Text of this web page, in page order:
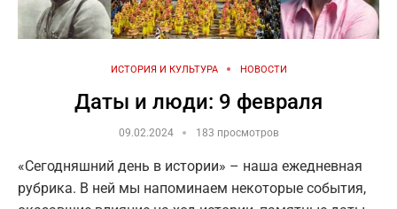
ИСТОРИЯ И КУЛЬТУРА НОВОСТИ
Даты и люди: 9 февраля
09.02.2024 183 просмотров
«Сегодняшний день в истории» – наша ежедневная
рубрика. В ней мы напоминаем некоторые события,